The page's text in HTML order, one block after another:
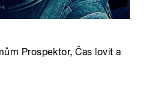
Prospektor, Čas lovit a